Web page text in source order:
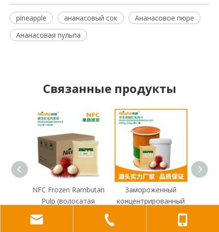
pineapple ананасовый сок
Ананасовое пюре
Ананасовая пульпа
Связанные продукты
NFC Frozen Rambutan
Pulp (волосатая
Замороженный
концентрированный
рамбутанский сок
(волосатый личи)